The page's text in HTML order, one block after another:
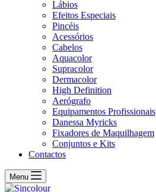
Lábios
Efeitos Especiais
Pincéis
Acessórios
Cabelos
Aquacolor
Supracolor
Dermacolor
High Definition
Aerógrafo
Equipamentos Profissionais
Danessa Myricks
Fixadores de Maquilhagem
Conjuntos e Kits
Contactos
Menu